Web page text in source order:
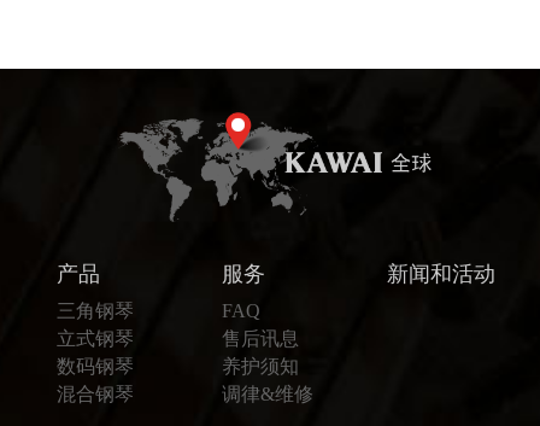
产品
三角钢琴
立式钢琴
数码钢琴
混合钢琴
服务
FAQ
售后讯息
养护须知
调律&维修
新闻和活动